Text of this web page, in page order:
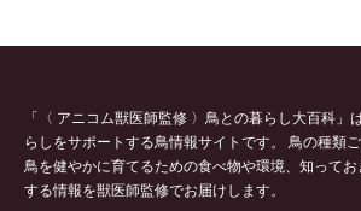
「〈 アニコム獣医師監修 〉鳥との暮らし大百科」
らしをサポートする鳥情報サイトです。 鳥の種類
鳥を健やかに育てるための食べ物や環境、知って
する情報を獣医師監修でお届けします。